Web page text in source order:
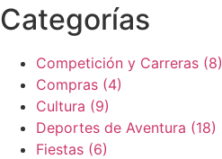
Categorías
Competición y Carreras (8)
Compras (4)
Cultura (9)
Deportes de Aventura (18)
Fiestas (6)